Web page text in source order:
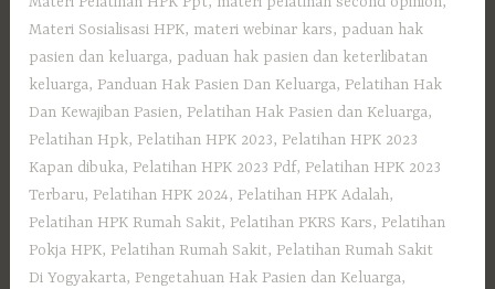
Materi Sosialisasi HPK, materi webinar kars, paduan hak
pasien dan keluarga, paduan hak pasien dan keterlibatan
keluarga, Panduan Hak Pasien Dan Keluarga, Pelatihan Hak
Dan Kewajiban Pasien, Pelatihan Hak Pasien dan Keluarga,
Pelatihan Hpk, Pelatihan HPK 2023, Pelatihan HPK 2023
Kapan dibuka, Pelatihan HPK 2023 Pdf, Pelatihan HPK 2023
Terbaru, Pelatihan HPK 2024, Pelatihan HPK Adalah,
Pelatihan HPK Rumah Sakit, Pelatihan PKRS Kars, Pelatihan
Pokja HPK, Pelatihan Rumah Sakit‎, Pelatihan Rumah Sakit
Di Yogyakarta, Pengetahuan Hak Pasien dan Keluarga,